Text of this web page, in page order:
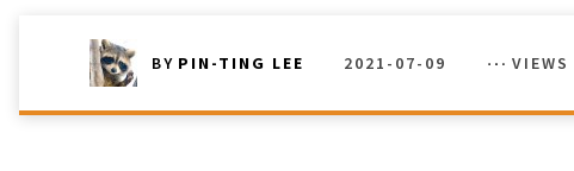
BY PIN-TING LEE 2021-07-09 VIEWS